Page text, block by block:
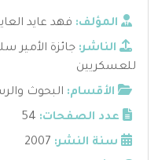
المؤلف: فهد عايد
الناشر: جائزة الأمير
للعسكريين
الأقسام: البحوث
عدد الصفحات: 54
سنة النشر: 2007